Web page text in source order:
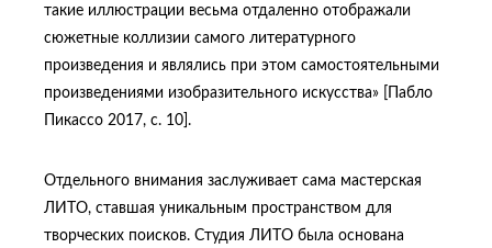
такие иллюстрации весьма отдаленно отображали
сюжетные коллизии самого литературного
произведения и являлись при этом самостоятельными
произведениями изобразительного искусства» [Пабло
Пикассо 2017, с. 10].
Отдельного внимания заслуживает сама мастерская
ЛИТО, ставшая уникальным пространством для
творческих поисков. Студия ЛИТО была основана